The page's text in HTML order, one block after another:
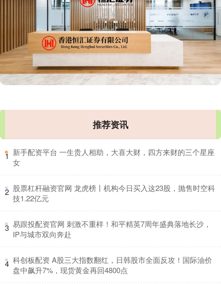
推荐资讯
1 ​新手配资平台 一生贵人相助，大喜大财，四方来财的三个星座
女
2 ​股票杠杆融资官网 龙虎榜丨机构今日买入这23股，抛售时空科
技1.22亿元
3 ​易跟投配资官网 刺激不重样！和平精英7周年盛典落地长沙，
IP与城市双向奔赴
4 ​科创板配资 A股三大指数翻红，日韩股市全面反攻！国际油价
盘中飙升7%，现货黄金再回4800点